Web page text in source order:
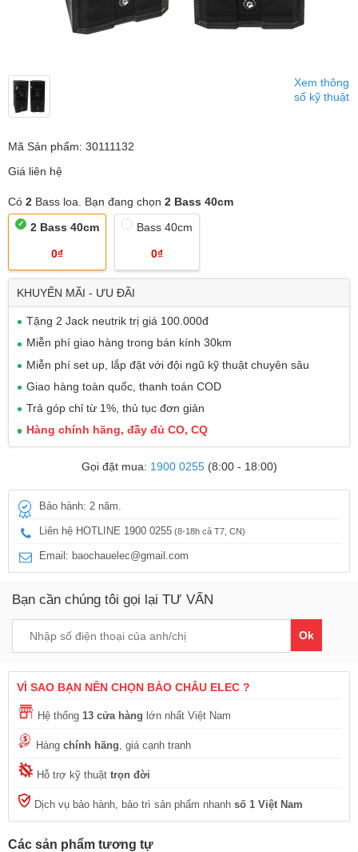
Xem thông
số kỹ thuật
Mã Sản phẩm: 30111132
Giá liên hệ
Có 2 Bass loa. Bạn đang chọn 2 Bass 40cm
2 Bass 40cm
0₫
Bass 40cm
0₫
KHUYẾN MÃI - ƯU ĐÃI
Tặng 2 Jack neutrik trị giá 100.000đ
Miễn phí giao hàng trong bán kính 30km
Miễn phí set up, lắp đặt với đội ngũ kỹ thuật chuyên sâu
Giao hàng toàn quốc, thanh toán COD
Trả góp chỉ từ 1%, thủ tục đơn giản
Hàng chính hãng, đầy đủ CO, CQ
Gọi đặt mua: 1900 0255(8:00 - 18:00)
Bảo hành: 2 năm.
Liên hệ HOTLINE 1900 0255 (8-18h cả T7, CN)
Email: baochauelec@gmail.com
Bạn cần chúng tôi gọi lại TƯ VẤN
Ok
VÌ SAO BẠN NÊN CHỌN BẢO CHÂU ELEC ?
Hệ thống 13 cửa hàng lớn nhất Việt Nam
Hàng chính hãng , giá cạnh tranh
Hỗ trợ kỹ thuật trọn đời
Dịch vụ bảo hành, bảo trì sản phẩm nhanh số 1 Việt Nam
Các sản phẩm tương tự